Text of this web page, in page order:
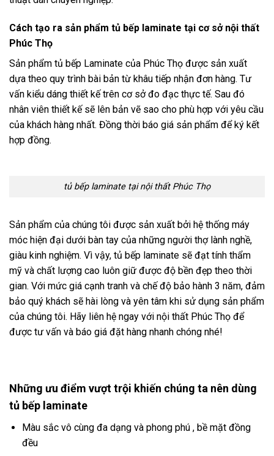
Cách tạo ra sản phẩm tủ bếp laminate tại cơ sở nội thất
Phúc Thọ
Sản phẩm tủ bếp Laminate của Phúc Thọ được sản xuất
dựa theo quy trình bài bản từ khâu tiếp nhận đơn hàng. Tư
vấn kiểu dáng thiết kế trên cơ sở đo đạc thực tế. Sau đó
nhân viên thiết kế sẽ lên bản vẽ sao cho phù hợp với yêu cầu
của khách hàng nhất. Đồng thời báo giá sản phẩm để ký kết
hợp đồng.
tủ bếp laminate tại nội thất Phúc Thọ
Sản phẩm của chúng tôi được sản xuất bởi hệ thống máy
móc hiện đại dưới bàn tay của những người thợ lành nghề,
giàu kinh nghiệm. Vì vậy, tủ bếp laminate sẽ đạt tính thẩm
mỹ và chất lượng cao luôn giữ được độ bền đẹp theo thời
gian. Với mức giá cạnh tranh và chế độ bảo hành 3 năm, đảm
bảo quý khách sẽ hài lòng và yên tâm khi sử dụng sản phẩm
của chúng tôi. Hãy liên hệ ngay với nội thất Phúc Thọ để
được tư vấn và báo giá đặt hàng nhanh chóng nhé!
Những ưu điểm vượt trội khiến chúng ta nên dùng
tủ bếp laminate
Màu sắc vô cùng đa dạng và phong phú , bề mặt đồng
đều